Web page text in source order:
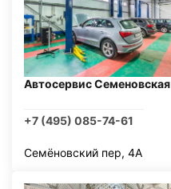
Автосервис Семеновская
+7 (495) 085-74-61
Семёновский пер, 4А